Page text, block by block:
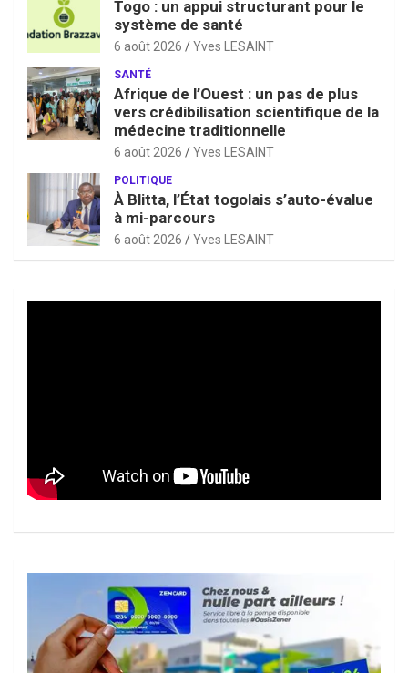
Togo : un appui structurant pour le
système de santé
6 août 2026 Yves LESAINT
SANTÉ
Afrique de l’Ouest : un pas de plus
vers crédibilisation scientifique de la
médecine traditionnelle
6 août 2026 Yves LESAINT
POLITIQUE
À Blitta, l’État togolais s’auto-évalue
à mi-parcours
6 août 2026 Yves LESAINT